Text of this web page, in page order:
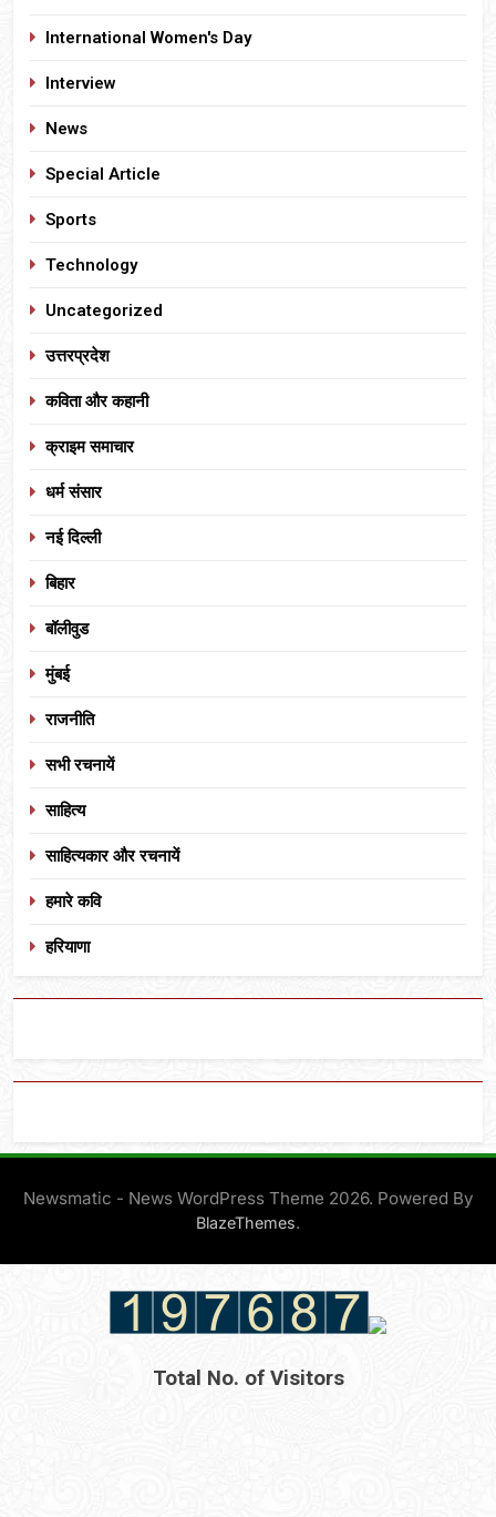
International Women's Day
Interview
News
Special Article
Sports
Technology
Uncategorized
उत्तरप्रदेश
कविता और कहानी
क्राइम समाचार
धर्म संसार
नई दिल्ली
बिहार
बॉलीवुड
मुंबई
राजनीति
सभी रचनायें
साहित्य
साहित्यकार और रचनायें
हमारे कवि
हरियाणा
Newsmatic - News WordPress Theme 2026. Powered By
BlazeThemes.
Total No. of Visitors